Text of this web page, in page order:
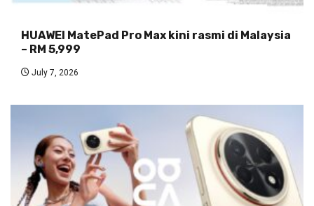
HUAWEI MatePad Pro Max kini rasmi di Malaysia
– RM 5,999
July 7, 2026